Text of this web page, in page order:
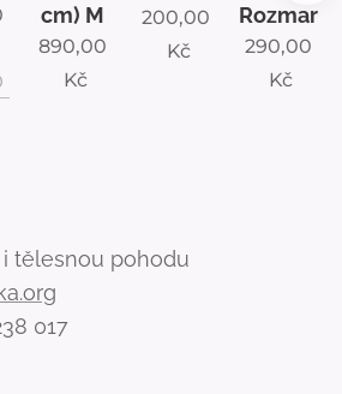
cm) M
890,00
Kč
200,00
Kč
290,00
Kč
tělesnou pohodu
017